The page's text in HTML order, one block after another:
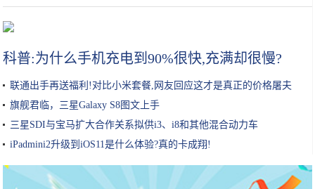
科普:为什么手机充电到90%很快,充满却很慢?
联通出手再送福利!对比小米套餐,网友回应这才是真正的价格屠夫
旗舰君临，三星Galaxy S8图文上手
三星SDI与宝马扩大合作关系拟供i3、i8和其他混合动力车
iPadmini2升级到iOS11是什么体验?真的卡成翔!